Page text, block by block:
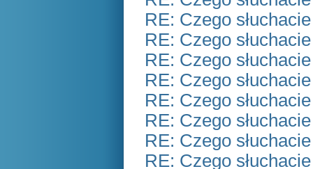
RE: Czego
RE: Czego
RE: Czego
RE: Czego
RE: Czego
RE: Czego
RE: Czego
RE: Czego